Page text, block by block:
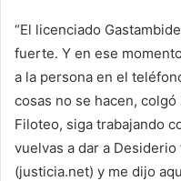
“El licenciado
fuerte. Y en ese
a la persona en el
cosas no se hacen,
Filoteo, siga trabajando
vuelvas a dar a
(justicia.net) y me dijo